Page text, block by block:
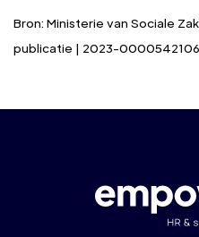
Bron: Ministerie van Sociale
publicatie | 2023-